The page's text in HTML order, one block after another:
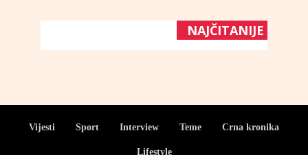
NAJČITANIJE
Vijesti Sport Interview Teme Crna kronika
Lifestyle